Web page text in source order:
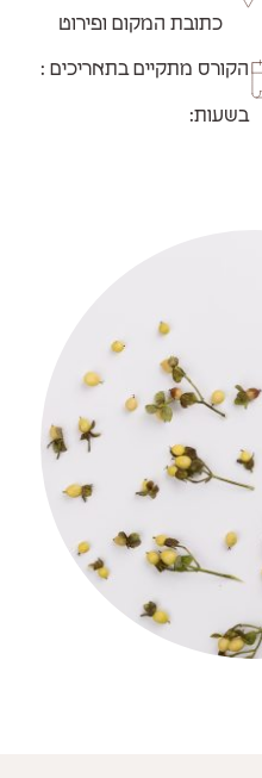
כתובת המקום ופירוט
הקורס מתקיים בתאריכים :
בשעות: